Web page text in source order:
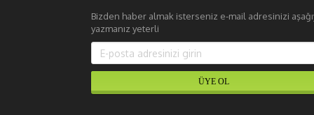
Bizden haber almak isterseniz e-mail adresinizi
yazmanız yeterli